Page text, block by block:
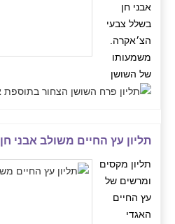
אבני חן
בשלל צבעי
הצ׳אקרה.
משמעותו
של השושן
תליון עץ החיים משולב אבני חן
תליון מקסים
ומרשים של
עץ החיים
האגדי